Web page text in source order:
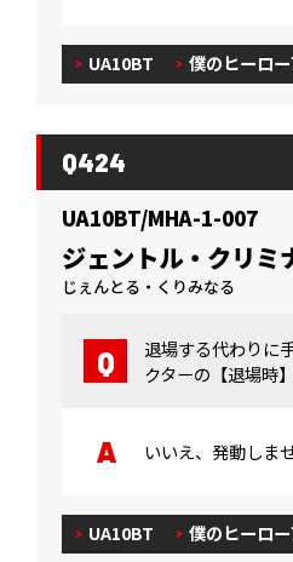
UA10BT 僕のヒーロ
Q424
UA10BT/MHA-1-007
ジェントル・クリミ
じぇんとる・くりみなる
退場する代わりに
クターの【退場時
いいえ、発動しませ
UA10BT 僕のヒーロ